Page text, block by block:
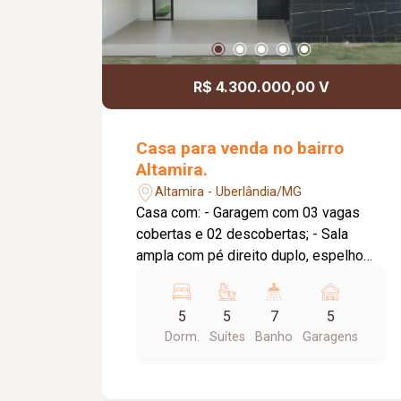
R$ 4.300.000,00 V
Casa para venda no bairro
Altamira.
Altamira - Uberlândia/MG
Casa com: - Garagem com 03 vagas
cobertas e 02 descobertas; - Sala
ampla com pé direito duplo, espelho
gourmet acompanhada com ilha e mesa
em marcenaria; - Bancadas em quartzo;
- Churrasqueira de bancada com coifa; -
5
Dorm.
5
Suítes
7
Banho
5
Garagens